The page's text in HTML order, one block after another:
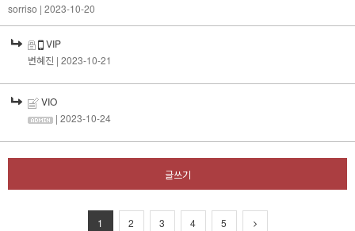
sorriso | 2023-10-20
VIP
변혜진 | 2023-10-21
VIO
| 2023-10-24
글쓰기
1 2 3 4 5